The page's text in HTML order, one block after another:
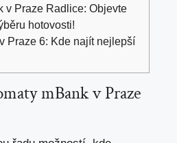
v Praze Radlice: Objevte
hotovosti!
Praze 6: Kde najít nejlepší
mBank v Praze